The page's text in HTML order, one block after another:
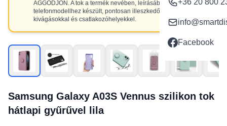
+36 20 800
Facebook
AGGÓDJON. A tok a termék nevében, leírásában szereplő
telefonmodellhez készült, pontosan illeszkedő
kivágásokkal és csatlakozóhelyekkel.
Samsung Galaxy A03S Vennus szilikon tok
hátlapi gyűrűvel lila